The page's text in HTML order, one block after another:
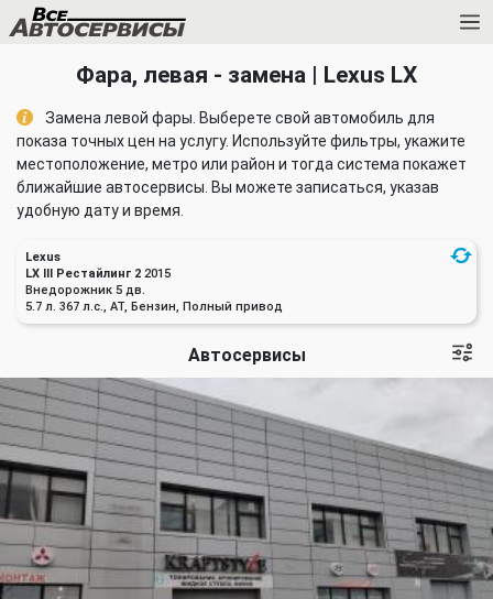
Фара, левая - замена | Lexus LX
Замена левой фары. Выберете свой автомобиль для
показа точных цен на услугу. Используйте фильтры, укажите
местоположение, метро или район и тогда система покажет
ближайшие автосервисы. Вы можете записаться, указав
удобную дату и время.
Lexus
LX III Рестайлинг 2 2015
Внедорожник 5 дв.
5.7 л. 367 л.с., AT, Бензин, Полный привод
Автосервисы